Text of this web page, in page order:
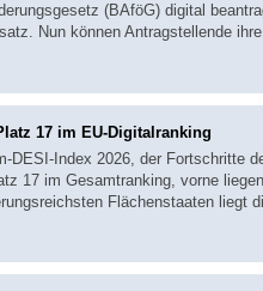
(BAföG) digital
Nun können Antragstellende
17 im EU-Digitalranking
DESI-Index 2026, der Fortschritte
17 im Gesamtranking, vorne
Flächenstaaten liegt